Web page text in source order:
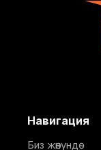
капиталдык
жылында
Навигация
Биз жөнүндө